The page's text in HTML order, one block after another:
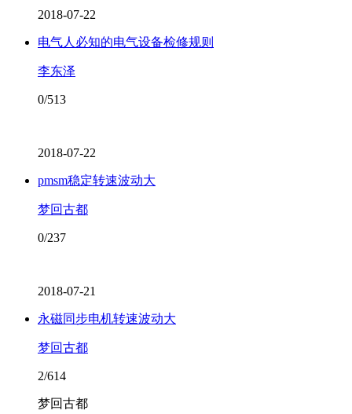
2018-07-22
电气人必知的电气设备检修规则
李东泽
0/513
2018-07-22
pmsm稳定转速波动大
梦回古都
0/237
2018-07-21
永磁同步电机转速波动大
梦回古都
2/614
梦回古都